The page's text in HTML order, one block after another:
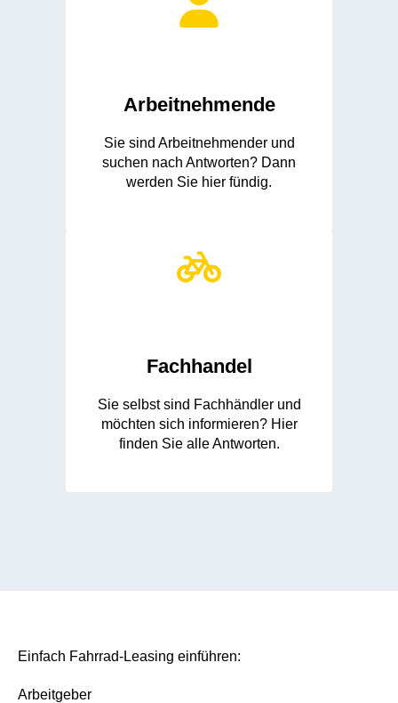
Arbeitnehmende
Sie sind Arbeitnehmender und
suchen nach Antworten? Dann
werden Sie hier fündig.
Fachhandel
Sie selbst sind Fachhändler und
möchten sich informieren? Hier
finden Sie alle Antworten.
Einfach Fahrrad-Leasing einführen:
Arbeitgeber